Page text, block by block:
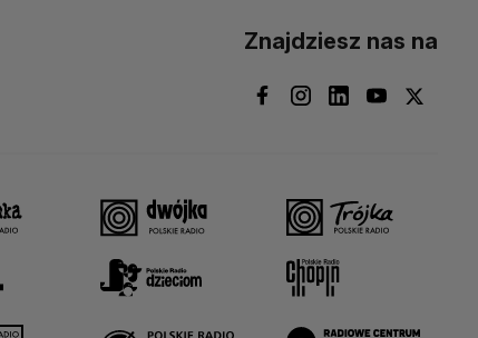
Znajdziesz nas na